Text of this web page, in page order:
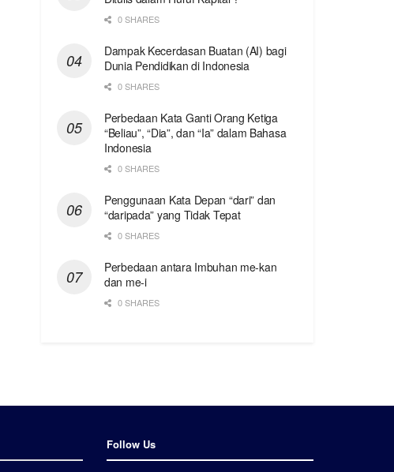
0 SHARES
Dampak Kecerdasan Buatan (AI) bagi
Dunia Pendidikan di Indonesia
0 SHARES
Perbedaan Kata Ganti Orang Ketiga
“Beliau”, “Dia”, dan “Ia” dalam Bahasa
Indonesia
0 SHARES
Penggunaan Kata Depan “dari” dan
“daripada” yang Tidak Tepat
0 SHARES
Perbedaan antara Imbuhan me-kan
dan me-i
0 SHARES
Follow Us